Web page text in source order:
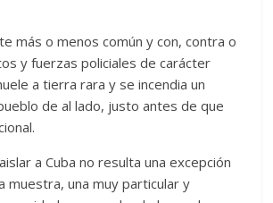
más o menos común y con, contra o
y fuerzas policiales de carácter
a tierra rara y se incendia un
de al lado, justo antes de que
a Cuba no resulta una excepción
muestra, una muy particular y